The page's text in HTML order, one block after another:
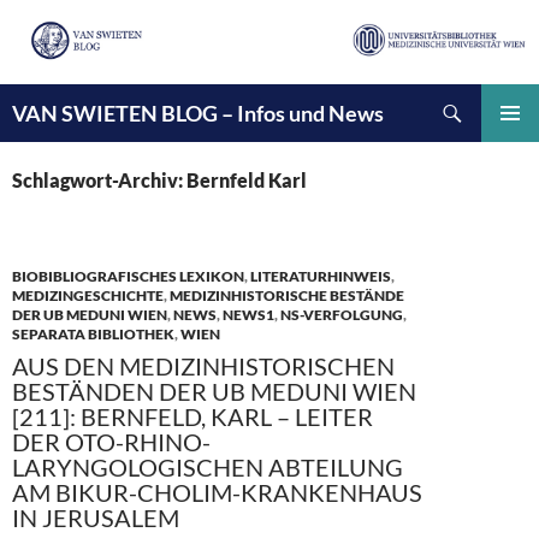
VAN SWIETEN BLOG – Infos und News
INHALT
SPRINGEN
Schlagwort-Archiv: Bernfeld Karl
BIOBIBLIOGRAFISCHES LEXIKON,LITERATURHINWEIS,
MEDIZINGESCHICHTE,MEDIZINHISTORISCHE BESTÄNDE
DER UB MEDUNI WIEN,NEWS,NEWS1,NS-VERFOLGUNG,
SEPARATA BIBLIOTHEK,WIEN
AUS DEN MEDIZINHISTORISCHEN
BESTÄNDEN DER UB MEDUNI WIEN
[211]: BERNFELD, KARL – LEITER
DER OTO-RHINO-
LARYNGOLOGISCHEN ABTEILUNG
AM BIKUR-CHOLIM-KRANKENHAUS
IN JERUSALEM